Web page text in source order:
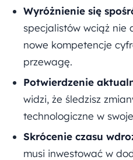
Wyróżnienie się
specjalistów wciąż nie
nowe kompetencje
przewagę.
Potwierdzenie
widzi, że śledzisz
technologiczne w
Skrócenie czasu
musi inwestować w